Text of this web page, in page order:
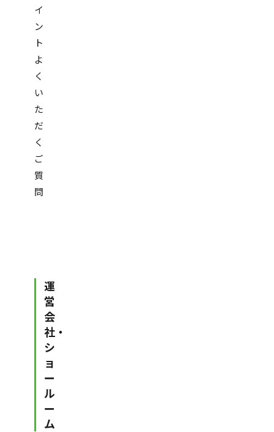
イ
ン
ト
よ
く
い
た
だ
く
ご
質
問
運
営
会
社・
シ
ョ
ー
ル
ー
ム